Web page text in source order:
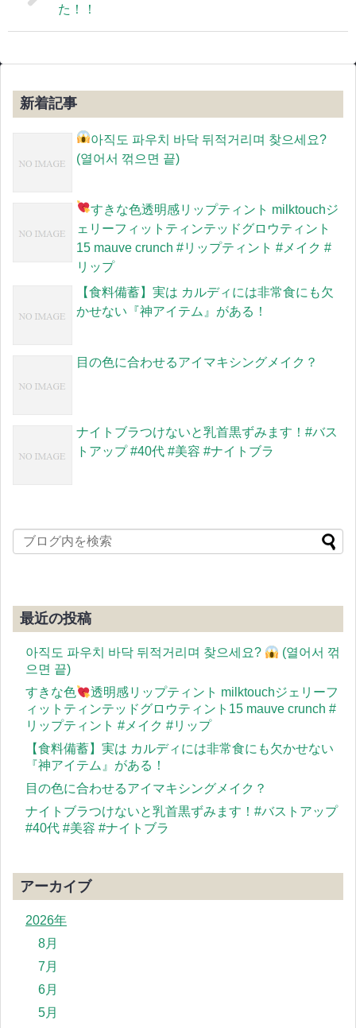
た！！
新着記事
아직도 파우치 바닥 뒤적거리며 찾으세요?
(열어서 꺾으면 끝)
すきな色透明感リップティント milktouchジ
ェリーフィットティンテッドグロウティント
15 mauve crunch #リップティント #メイク #
リップ
【食料備蓄】実は カルディには非常食にも欠
かせない『神アイテム』がある！
目の色に合わせるアイマキシングメイク？
ナイトブラつけないと乳首黒ずみます！#バス
トアップ #40代 #美容 #ナイトブラ
最近の投稿
아직도 파우치 바닥 뒤적거리며 찾으세요?
(열어서 꺾
으면 끝)
すきな色
透明感リップティント milktouchジェリーフ
ィットティンテッドグロウティント15 mauve crunch #
リップティント #メイク #リップ
【食料備蓄】実は カルディには非常食にも欠かせない
『神アイテム』がある！
目の色に合わせるアイマキシングメイク？
ナイトブラつけないと乳首黒ずみます！#バストアップ
#40代 #美容 #ナイトブラ
アーカイブ
2026年
8月
7月
6月
5月